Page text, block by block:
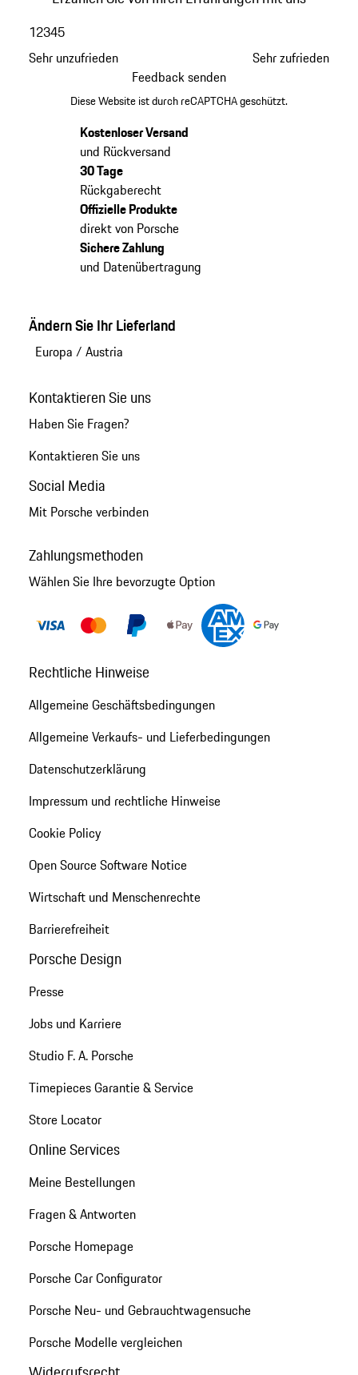
Sehr unzufrieden
12345
Sehr zufrieden
Feedback senden
Diese Website ist durch reCAPTCHA geschützt.
Kostenloser Versand
und Rückversand
30 Tage
Rückgaberecht
Offizielle Produkte
direkt von Porsche
Sichere Zahlung
und Datenübertragung
Ändern Sie Ihr Lieferland
Europa / Austria
Kontaktieren Sie uns
Haben Sie Fragen?
Kontaktieren Sie uns
Social Media
Mit Porsche verbinden
Zahlungsmethoden
Wählen Sie Ihre bevorzugte Option
Rechtliche Hinweise
Allgemeine Geschäftsbedingungen
Allgemeine Verkaufs- und Lieferbedingungen
Datenschutzerklärung
Impressum und rechtliche Hinweise
Cookie Policy
Open Source Software Notice
Wirtschaft und Menschenrechte
Barrierefreiheit
Porsche Design
Presse
Jobs und Karriere
Studio F. A. Porsche
Timepieces Garantie & Service
Store Locator
Online Services
Meine Bestellungen
Fragen & Antworten
Porsche Homepage
Porsche Car Configurator
Porsche Neu- und Gebrauchtwagensuche
Porsche Modelle vergleichen